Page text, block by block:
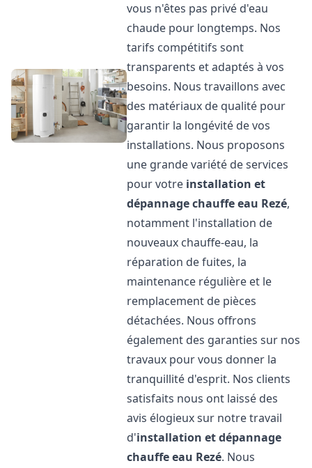
vous n'êtes pas privé d'eau
chaude pour longtemps. Nos
tarifs compétitifs sont
transparents et adaptés à vos
besoins. Nous travaillons avec
des matériaux de qualité pour
garantir la longévité de vos
installations. Nous proposons
une grande variété de services
pour votre installation et
dépannage chauffe eau Rezé,
notamment l'installation de
nouveaux chauffe-eau, la
réparation de fuites, la
maintenance régulière et le
remplacement de pièces
détachées. Nous offrons
également des garanties sur nos
travaux pour vous donner la
tranquillité d'esprit. Nos clients
satisfaits nous ont laissé des
avis élogieux sur notre travail
d'installation et dépannage
chauffe eau Rezé. Nous